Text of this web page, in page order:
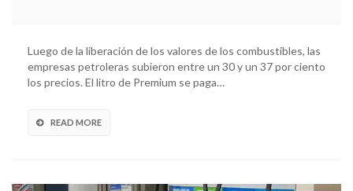
Luego de la liberación de los valores de los combustibles, las
empresas petroleras subieron entre un 30 y un 37 por ciento
los precios. El litro de Premium se paga…
READ MORE